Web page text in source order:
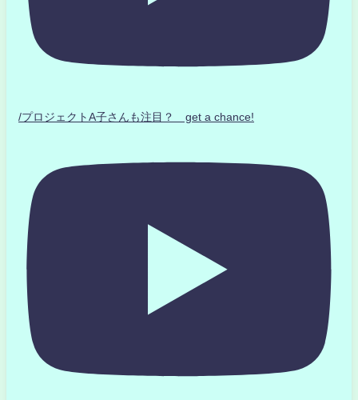
/プロジェクトA子さんも注目？ get a chance!